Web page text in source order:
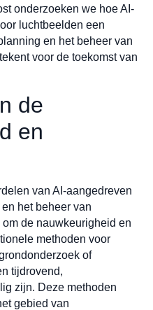
onderzoeken we hoe AI-
luchtbeelden een
en het beheer van
voor de toekomst van
de
en
van AI-aangedreven
het beheer van
de nauwkeurigheid en
methoden voor
of
tijdrovend,
zijn. Deze methoden
gebied van